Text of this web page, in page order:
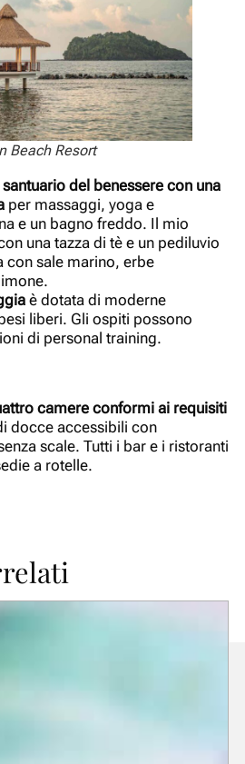
Beach Resort
santuario del benessere con una
per massaggi, yoga e
e un bagno freddo. Il mio
una tazza di tè e un pediluvio
con sale marino, erbe
è dotata di moderne
liberi. Gli ospiti possono
di personal training.
camere conformi ai requisiti
docce accessibili con
scale. Tutti i bar e i ristoranti
a rotelle.